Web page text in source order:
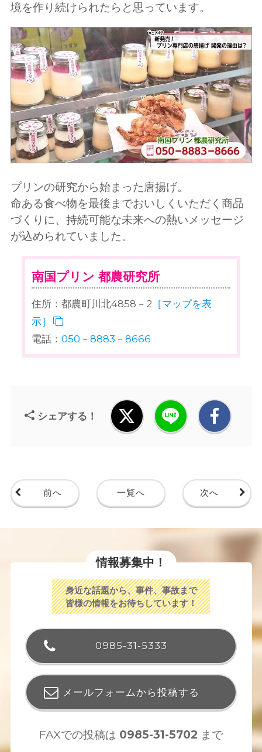
境を作り続けられたらと思っています。
プリンの研究から始まった唐揚げ。
命ある食べ物を最後までおいしくいただく商品
づくりに、持続可能な未来への熱いメッセージ
が込められていました。
南国プリン 都農研究所
住所：都農町川北4858－2 ［マップを表
示］
電話：050－8883－8666
シェアする！
前へ 一覧へ 次へ
情報募集中！
身近な話題から、事件、事故まで
皆様の情報をお待ちしています！
0985-31-5333
メールフォームから投稿する
FAXでの投稿は 0985-31-5702 まで